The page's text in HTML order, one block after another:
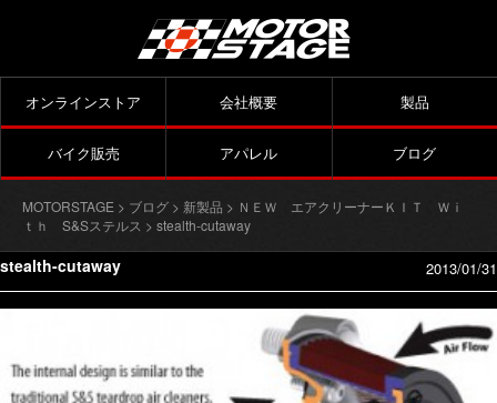
オンラインストア 会社概要 製品
バイク販売 アパレル ブログ
MOTORSTAGE > ブログ > 新製品 > ＮＥＷ エアクリーナーＫＩＴ Ｗｉ
ｔｈ S&Sステルス > stealth-cutaway
stealth-cutaway 2013/01/31